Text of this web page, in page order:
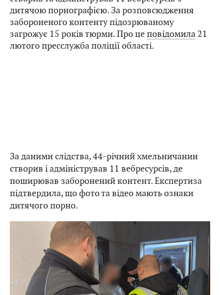
дитячою порнографією. За розповсюдження
забороненого контенту підозрюваному
загрожує 15 років тюрми. Про цеповідомила 21
лютого пресслужба поліції області.
За даними слідства, 44-річний хмельничанин
створив і адміністрував 11 вебресурсів, де
поширював заборонений контент. Експертиза
підтвердила, що фото та відео мають ознаки
дитячого порно.